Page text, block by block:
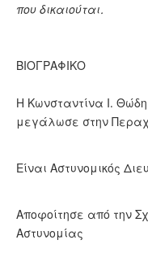
που δικαιούται.
ΒΙΟΓΡΑΦΙΚΟ
Η Κωνσταντίνα Ι.
μεγάλωσε στην
Είναι Αστυνομικός
Αποφοίτησε από την
Αστυνομίας